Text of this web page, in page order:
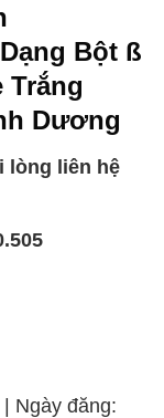
Bột ß
Trắng
Dương
lòng liên hệ
Ngày đăng: